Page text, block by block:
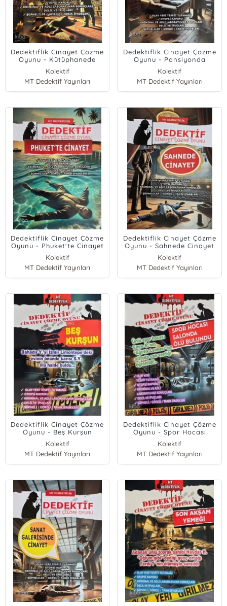
Dedektiflik Cinayet Çözme
Oyunu - Kütüphanede
Cinayet
Kolektif
MT Dedektif Yayınları
Dedektiflik Cinayet Çözme
Oyunu - Pansiyonda
Cinayet
Kolektif
MT Dedektif Yayınları
Dedektiflik Cinayet Çözme
Oyunu - Phuket'te Cinayet
Kolektif
MT Dedektif Yayınları
Dedektiflik Cinayet Çözme
Oyunu - Sahnede Cinayet
Kolektif
MT Dedektif Yayınları
Dedektiflik Cinayet Çözme
Oyunu - Beş Kurşun
Kolektif
MT Dedektif Yayınları
Dedektiflik Cinayet Çözme
Oyunu - Spor Hocası
Salonda Ölü Bulundu
Kolektif
MT Dedektif Yayınları